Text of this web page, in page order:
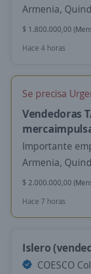
Armenia,
$ 1.800.000,00
Hace 4 horas
Se precisa
Vendedoras
Importante
Armenia,
$ 2.000.000,00
Hace 7 horas
Islero
COESCO